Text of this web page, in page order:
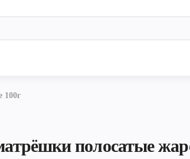
100г
полосатые